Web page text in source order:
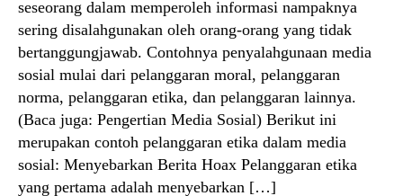
seseorang dalam memperoleh informasi nampaknya
sering disalahgunakan oleh orang-orang yang tidak
bertanggungjawab. Contohnya penyalahgunaan media
sosial mulai dari pelanggaran moral, pelanggaran
norma, pelanggaran etika, dan pelanggaran lainnya.
(Baca juga: Pengertian Media Sosial) Berikut ini
merupakan contoh pelanggaran etika dalam media
sosial: Menyebarkan Berita Hoax Pelanggaran etika
yang pertama adalah menyebarkan […]